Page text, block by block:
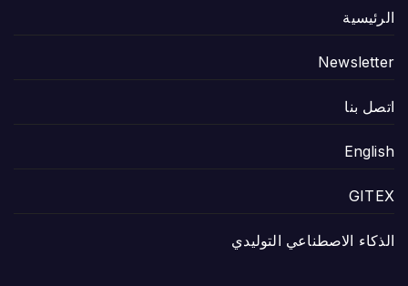
الرئيسية
Newsletter
اتصل بنا
English
GITEX
الذكاء الاصطناعي التوليدي